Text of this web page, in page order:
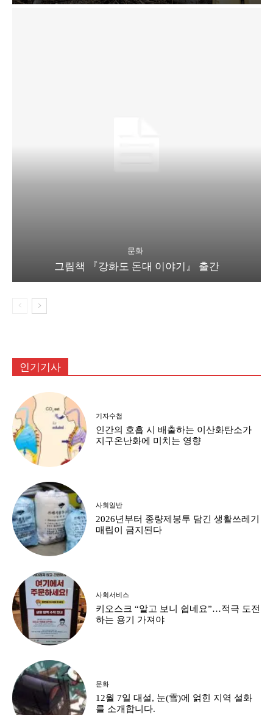
문화
그림책 『강화도 돈대 이야기』 출간
인기기사
기자수첩
인간의 호흡 시 배출하는 이산화탄소가
지구온난화에 미치는 영향
사회일반
2026년부터 종량제봉투 담긴 생활쓰레기
매립이 금지된다
사회서비스
키오스크 “알고 보니 쉽네요”…적극 도전
하는 용기 가져야
문화
12월 7일 대설, 눈(雪)에 얽힌 지역 설화
를 소개합니다.